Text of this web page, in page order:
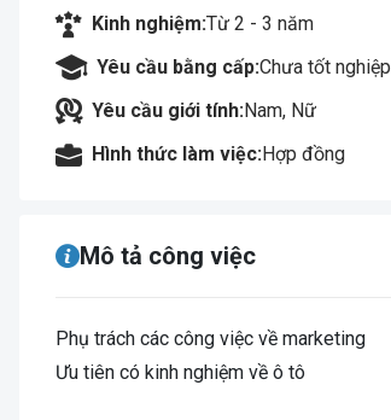
Kinh nghiệm:Từ 2 - 3 năm
Yêu cầu bằng cấp:Chưa tốt nghiệp
Yêu cầu giới tính:Nam, Nữ
Hình thức làm việc:Hợp đồng
Mô tả công việc
Phụ trách các công việc về marketing
Ưu tiên có kinh nghiệm về ô tô